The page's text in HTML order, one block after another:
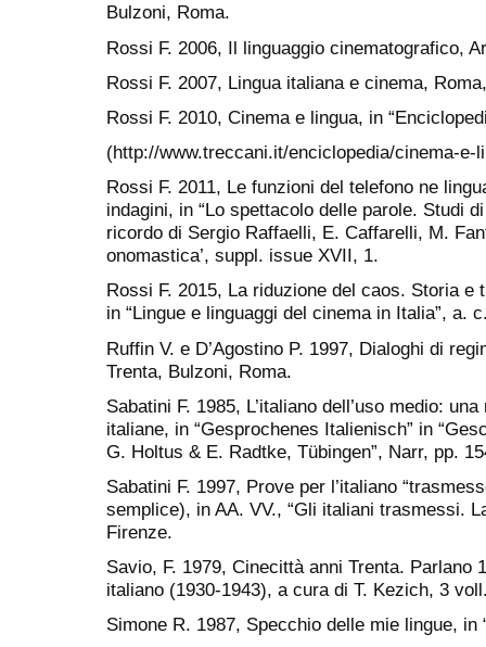
Bulzoni, Roma.
Rossi F. 2006, Il linguaggio cinematografico,
Rossi F. 2007, Lingua italiana e cinema,
Rossi F. 2010, Cinema e lingua, in
(http://www.treccani.it/enciclopedia/cinema-e-
Rossi F. 2011, Le funzioni del telefono ne
indagini, in “Lo spettacolo delle parole. Studi
ricordo di Sergio Raffaelli, E. Caffarelli, M.
onomastica’, suppl. issue XVII, 1.
Rossi F. 2015, La riduzione del caos. Storia
in “Lingue e linguaggi del cinema in Italia”, a.
Ruffin V. e D’Agostino P. 1997, Dialoghi di
Trenta, Bulzoni, Roma.
Sabatini F. 1985, L’italiano dell’uso medio:
italiane, in “Gesprochenes Italienisch” in
G. Holtus & E. Radtke, Tübingen”, Narr, pp.
Sabatini F. 1997, Prove per l’italiano
semplice), in AA. VV., “Gli italiani trasmessi.
Firenze.
Savio, F. 1979, Cinecittà anni Trenta. Parlano
italiano (1930-1943), a cura di T. Kezich, 3
Simone R. 1987, Specchio delle mie lingue, in